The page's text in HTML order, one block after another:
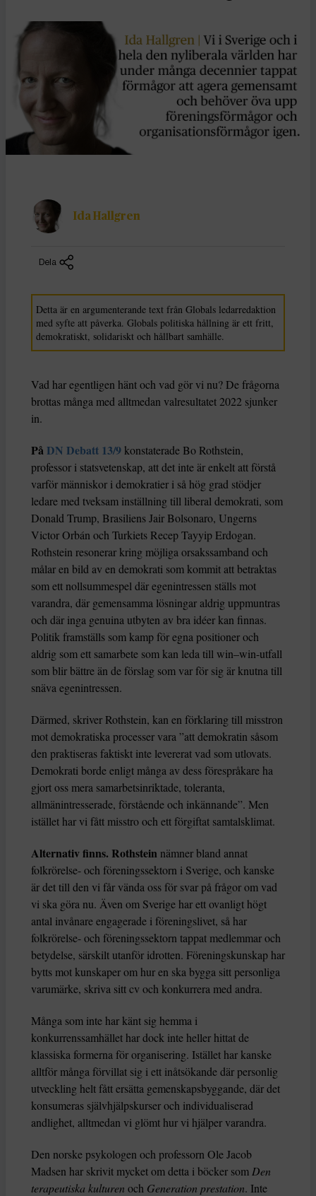
Ida Hallgren
Dela
Detta är en argumenterande text från Globals ledarredaktion
med syfte att påverka. Globals politiska hållning är ett fritt,
demokratiskt, solidariskt och hållbart samhälle.
Vad har egentligen hänt och vad gör vi nu? De frågorna
brottas många med alltmedan valresultatet 2022 sjunker
in.
PåDN Debatt 13/9 konstaterade Bo Rothstein,
professor i statsvetenskap, att det inte är enkelt att förstå
varför människor i demokratier i så hög grad stödjer
ledare med tveksam inställning till liberal demokrati, som
Donald Trump, Brasiliens Jair Bolsonaro, Ungerns
Victor Orbán och Turkiets Recep Tayyip Erdogan.
Rothstein resonerar kring möjliga orsakssamband och
målar en bild av en demokrati som kommit att betraktas
som ett nollsummespel där egenintressen ställs mot
varandra, där gemensamma lösningar aldrig uppmuntras
och där inga genuina utbyten av bra idéer kan finnas.
Politik framställs som kamp för egna positioner och
aldrig som ett samarbete som kan leda till win–win-utfall
som blir bättre än de förslag som var för sig är knutna till
snäva egenintressen.
Därmed, skriver Rothstein, kan en förklaring till misstron
mot demokratiska processer vara ”att demokratin såsom
den praktiseras faktiskt inte levererat vad som utlovats.
Demokrati borde enligt många av dess förespråkare ha
gjort oss mera samarbetsinriktade, toleranta,
allmänintresserade, förstående och inkännande”. Men
istället har vi fått misstro och ett förgiftat samtalsklimat.
Alternativ finns. Rothstein nämner bland annat
folkrörelse- och föreningssektorn i Sverige, och kanske
är det till den vi får vända oss för svar på frågor om vad
vi ska göra nu. Även om Sverige har ett ovanligt högt
antal invånare engagerade i föreningslivet, så har
folkrörelse- och föreningssektorn tappat medlemmar och
betydelse, särskilt utanför idrotten. Föreningskunskap har
bytts mot kunskaper om hur en ska bygga sitt personliga
varumärke, skriva sitt cv och konkurrera med andra.
Många som inte har känt sig hemma i
konkurrenssamhället har dock inte heller hittat de
klassiska formerna för organisering. Istället har kanske
alltför många förvillat sig i ett inåtsökande där personlig
utveckling helt fått ersätta gemenskapsbyggande, där det
konsumeras självhjälpskurser och individualiserad
andlighet, alltmedan vi glömt hur vi hjälper varandra.
Den norske psykologen och professorn Ole Jacob
Madsen har skrivit mycket om detta i böcker som Den
terapeutiska kulturen och Generation prestation. Inte